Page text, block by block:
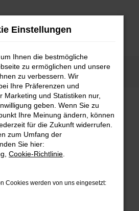
Škoda für Bielefeld Jahreswagen Top Angebote
Top
FÜR BIELEFELD –
VON
Einstellungen
Ihnen die bestmögliche
zu ermöglichen und unsere
zu verbessern. Wir
Ihre Präferenzen und
Marketing und Statistiken nur,
geben. Wenn Sie zu
Ihre Meinung ändern, können
für die Zukunft widerrufen.
zum Umfang der
Sie hier:
Cookie-Richtlinie
Cookies werden von uns eingesetzt: